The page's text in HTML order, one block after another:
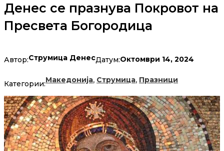
Денес се празнува Покровот на
Пресвета Богородица
Автор:Струмица ДенесДатум:Октомври 14, 2024
Категории:Македонија, Струмица, Празници